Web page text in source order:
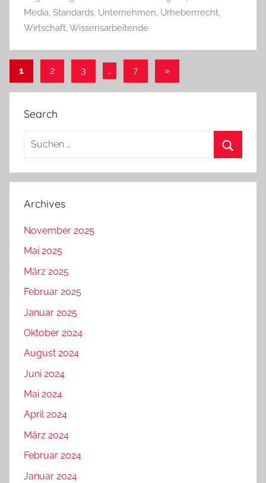
Media, Standards, Unternehmen, Urheberrrecht,
Wirtschaft,Wissensarbeitende
Seitennummerierung
der
Beiträge
1 2 3 … 7
Nächste
»
Search
Suchen
Archives
November 2025
Mai 2025
März 2025
Februar 2025
Januar 2025
Oktober 2024
August 2024
Juni 2024
Mai 2024
April 2024
März 2024
Februar 2024
Januar 2024